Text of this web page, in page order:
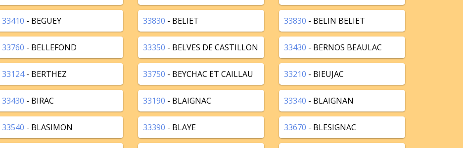
33410 - BEGUEY 33830 - BELIET 33830 - BELIN BELIET
33760 - BELLEFOND 33350 - BELVES DE CASTILLON 33430 - BERNOS BEAULAC
33124- BERTHEZ 33750 - BEYCHAC ET CAILLAU 33210 - BIEUJAC
33430 - BIRAC 33190 - BLAIGNAC 33340 - BLAIGNAN
33540 - BLASIMON 33390 - BLAYE 33670 - BLESIGNAC